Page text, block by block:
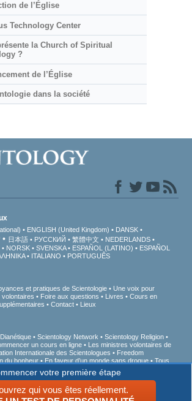
de l’Église
Technology Center
la Church of Spiritual
?
de l’Église
dans la société
votre première étape
qui vous êtes réellement.
ENGLISH (United Kingdom)
DANSK
日本語 РУССКИЙ 繁體中文
NEDERLANDS
NORSK SVENSKA ESPAÑOL (LATINO)
ESPAÑOL
ITALIANO PORTUGUÊS
et pratiques de Scientologie
Une voix pour
volontaires Foire aux questions Livres
Cours en
Contact Lieux
Scientology Network
Scientology Religion
un cours en ligne
Les ministres volontaires de
Internationale des Scientologues
Freedom
du bonheur En faveur d’un monde sans drogue
Tous
l’Homme
Des jeunes pour les droits de l’Homme
pour les Droits de l’Homme